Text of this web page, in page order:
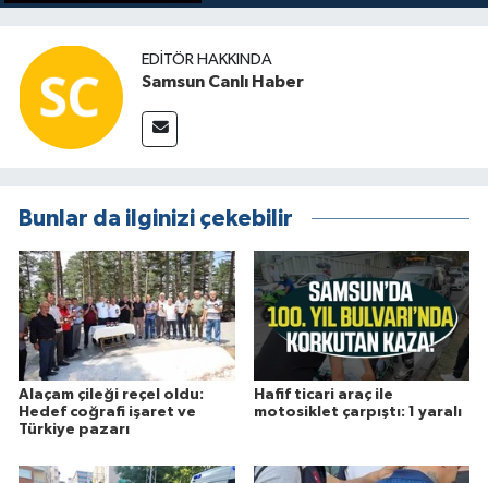
EDITÖR HAKKINDA
Samsun Canlı Haber
Bunlar da ilginizi çekebilir
Alaçam çileği reçel oldu:
Hedef coğrafi işaret ve
Türkiye pazarı
Hafif ticari araç ile
motosiklet çarpıştı: 1 yaralı